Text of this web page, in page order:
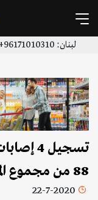
لبنان: 96171010310+ ديربورن: 13137751171+ | 13136996923+
تسجيل
88 من مجموع المصابين الى الشفاء حتى الان
22-7-2020